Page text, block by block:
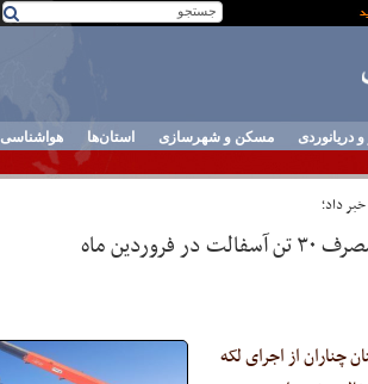
و دریانوردی مسکن و شهرسازی استان‌ها هواشناسی
داد؛
ماه
چناران از اجرای لکه